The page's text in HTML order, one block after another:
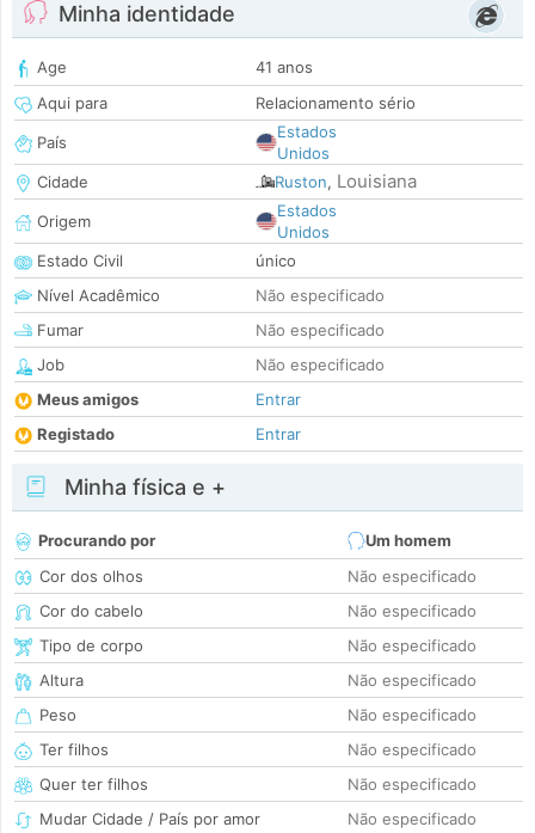
Minha identidade
Age
41 anos
Aqui para
Relacionamento sério
País
Estados
Unidos
Cidade
Ruston, Louisiana
Origem
Estados
Unidos
Estado Civil
único
Nível Acadêmico
Não especificado
Fumar
Não especificado
Job
Não especificado
Meus amigos
Entrar
Registado
Entrar
Minha física e +
Procurando por
Um homem
Cor dos olhos
Não especificado
Cor do cabelo
Não especificado
Tipo de corpo
Não especificado
Altura
Não especificado
Peso
Não especificado
Ter filhos
Não especificado
Quer ter filhos
Não especificado
Mudar Cidade / País por amor
Não especificado